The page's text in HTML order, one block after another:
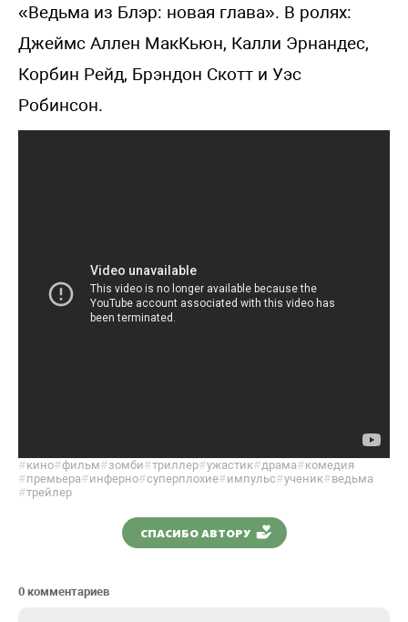
«Ведьма из Блэр: новая глава». В ролях:
Джеймс Аллен МакКьюн, Калли Эрнандес,
Корбин Рейд, Брэндон Скотт и Уэс
Робинсон.
#кино#фильм#зомби#триллер#ужастик#драма#комедия
#премьера#инферно#суперплохие#импульс#ученик#ведьма
#трейлер
СПАСИБО АВТОРУ
0 комментариев